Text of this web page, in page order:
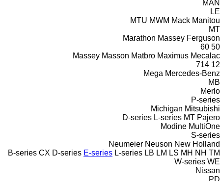
MAN
LE
MTU MWM Mack Manitou
MT
Marathon Massey Ferguson
50
60
Massey Masson Matbro Maximus Mecalac
12
714
Mega Mercedes-Benz
MB
Merlo
P-series
Michigan Mitsubishi
D-series L-series MT Pajero
Modine MultiOne
S-series
Neumeier Neuson New Holland
B-series CX D-series E-series L-series LB LM LS MH NH TM
W-series WE
Nissan
PD